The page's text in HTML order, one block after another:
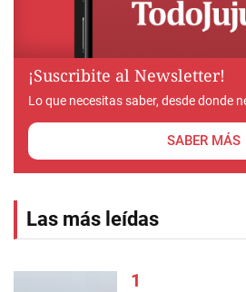
¡Suscribite al Newsletter!
Lo que necesitas saber, desde donde
SABER MÁS
Las más leídas